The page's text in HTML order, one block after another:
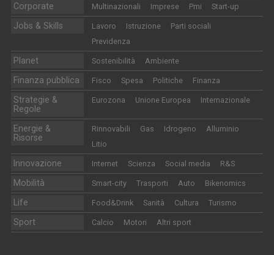
Corporate Multinazionali Imprese Pmi Start-up
Jobs & Skills Lavoro Istruzione
Parti sociali
Previdenza
Planet Sostenibilità Ambiente
Finanza pubblica Fisco Spesa Politiche Finanza
Strategie &
Regole
Eurozona Unione Europea Internazionale
Energie &
Risorse
Rinnovabili Gas Idrogeno
Alluminio
Litio
Innovazione Internet Scienza Social media R&S
Mobilità Smart-city Trasporti Auto Bikenomics
Life Food&Drink Sanità Cultura Turismo
Sport Calcio Motori Altri sport